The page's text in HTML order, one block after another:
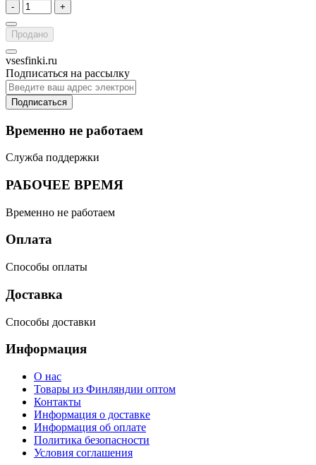
- +
Продано
vsesfinki.ru
Подписаться на рассылку
Подписаться
Временно не работаем
Служба поддержки
РАБОЧЕЕ ВРЕМЯ
Временно не работаем
Оплата
Способы оплаты
Доставка
Способы доставки
Информация
О нас
Товары из Финляндии оптом
Контакты
Информация о доставке
Информация об оплате
Политика безопасности
Условия соглашения